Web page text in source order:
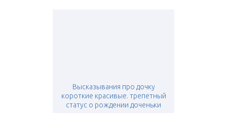
Высказывания про дочку
короткие красивые. трепетный
статус о рождении доченьки